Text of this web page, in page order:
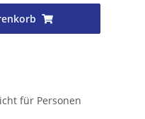
für Personen